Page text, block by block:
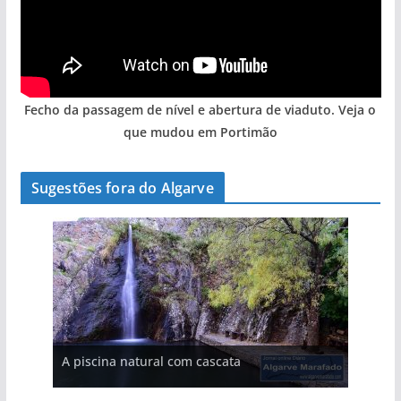
Fecho da passagem de nível e abertura de viaduto. Veja o
que mudou em Portimão
Sugestões fora do Algarve
A piscina natural com cascata
As portas do rio Tejo (com vídeo)
A aldeia mais portuguesa de Portugal (com
vídeo)